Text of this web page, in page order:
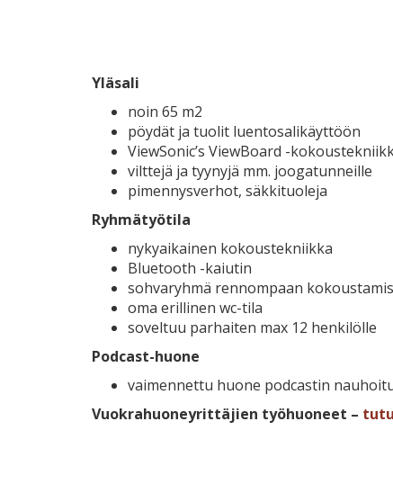
Yläsali
noin 65 m2
pöydät ja tuolit luentosalikäyttöön
ViewSonic’s ViewBoard -
vilttejä ja tyynyjä mm. joogatunneille
pimennysverhot, säkkituoleja
Ryhmätyötila
nykyaikainen kokoustekniikka
Bluetooth -kaiutin
sohvaryhmä rennompaan
oma erillinen wc-tila
soveltuu parhaiten max 12 henkilölle
Podcast-huone
vaimennettu huone podcastin
Vuokrahuoneyrittäjien työhuoneet –